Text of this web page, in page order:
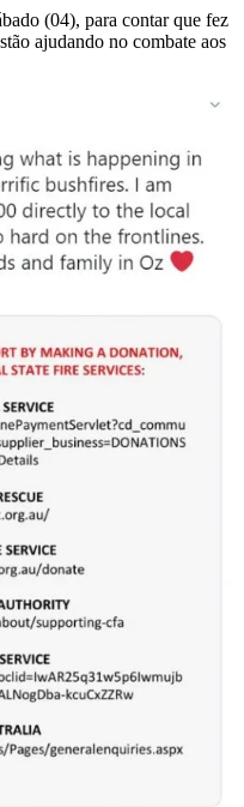
(04), para contar que fez
ajudando no combate aos